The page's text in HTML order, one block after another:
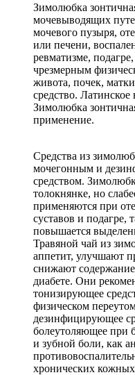
Зимолюбка
мочевыводящих
мочевого пузыря,
или печени,
ревматизме,
чрезмерным
живота, почек,
средство.
Зимолюбка
применение.
Средства из
мочегонным и
средством.
толокнянке, но
применяются при
суставов и подагре,
повышается
Травяной чай из
аппетит, улучшают
снижают
диабете. Они
тонизирующее
физическом
дезинфицирующее
болеутоляющее при
и зубной боли, как
хронических